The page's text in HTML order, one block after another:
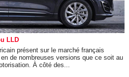
LLD
présent sur le marché français
de nombreuses versions que ce soit au
À côté des...